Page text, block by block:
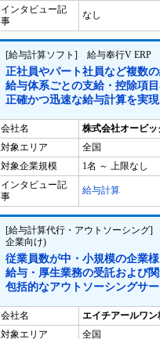
インタビュー記
事
なし
[給与計算ソフト] 給与奉行V ERP
正社員やパート社員など複数
給与体系ごとの支給・控除項
正確かつ迅速な給与計算を実
会社名
株式会社オービ
対象エリア
全国
対象企業規模
1名 ～ 上限なし
インタビュー記
事
給与計算
[給与計算代行・アウトソーシング
企業向け)
従業員数が中・小規模の企業
給与・厚生業務の受託および
包括的なアウトソーシングサ
会社名
エイチアールワン
対象エリア
全国